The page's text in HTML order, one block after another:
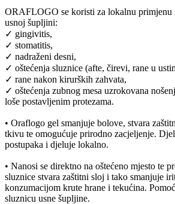
ORAFLOGO se koristi za lokalnu primjenu
usnoj šupljini:
✓ gingivitis,
✓ stomatitis,
✓ nadraženi desni,
✓ oštećenja sluznice (afte, čirevi, rane u
✓ rane nakon kirurških zahvata,
✓ oštećenja zubnog mesa uzrokovana
loše postavljenim protezama.
• Oraflogo gel smanjuje bolove, stvara
tkivu te omogućuje prirodno zacjeljenje.
postupaka i djeluje lokalno.
• Nanosi se direktno na oštećeno mjesto te
sluznice stvara zaštitni sloj i tako smanjuje
konzumacijom krute hrane i tekućina.
sluznicu usne šupljine.